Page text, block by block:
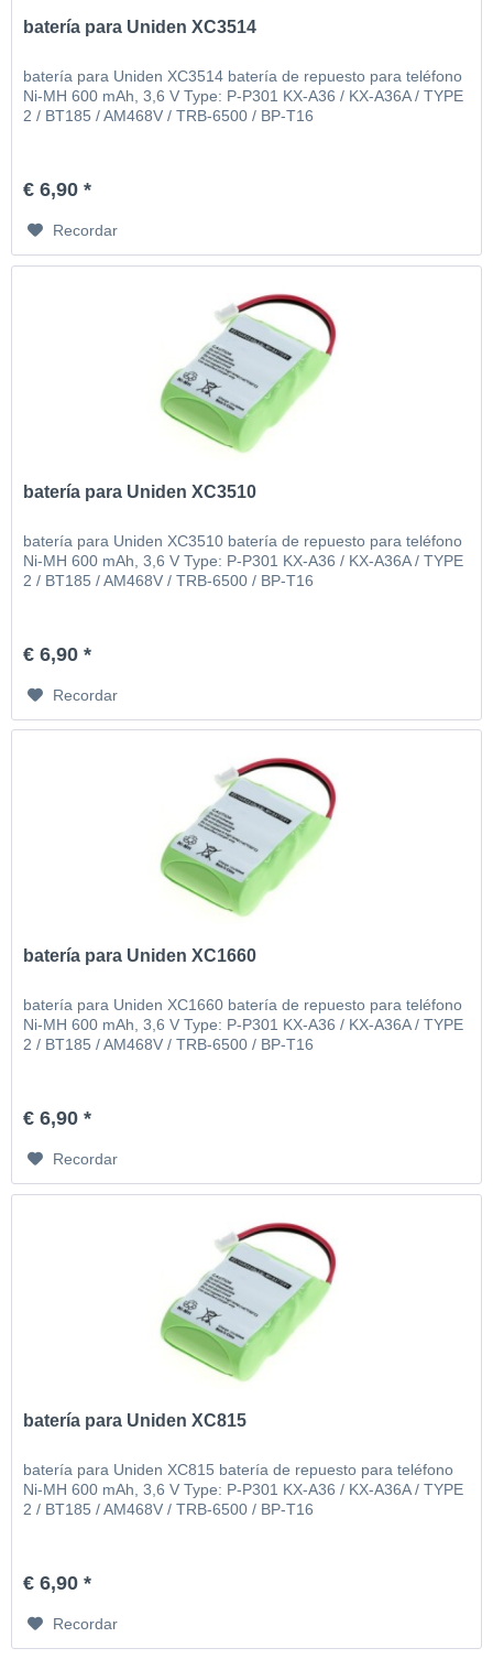
batería para Uniden XC3514
batería para Uniden XC3514 batería de repuesto para teléfono
Ni-MH 600 mAh, 3,6 V Type: P-P301 KX-A36 / KX-A36A / TYPE
2 / BT185 / AM468V / TRB-6500 / BP-T16
€ 6,90 *
Recordar
batería para Uniden XC3510
batería para Uniden XC3510 batería de repuesto para teléfono
Ni-MH 600 mAh, 3,6 V Type: P-P301 KX-A36 / KX-A36A / TYPE
2 / BT185 / AM468V / TRB-6500 / BP-T16
€ 6,90 *
Recordar
batería para Uniden XC1660
batería para Uniden XC1660 batería de repuesto para teléfono
Ni-MH 600 mAh, 3,6 V Type: P-P301 KX-A36 / KX-A36A / TYPE
2 / BT185 / AM468V / TRB-6500 / BP-T16
€ 6,90 *
Recordar
batería para Uniden XC815
batería para Uniden XC815 batería de repuesto para teléfono
Ni-MH 600 mAh, 3,6 V Type: P-P301 KX-A36 / KX-A36A / TYPE
2 / BT185 / AM468V / TRB-6500 / BP-T16
€ 6,90 *
Recordar